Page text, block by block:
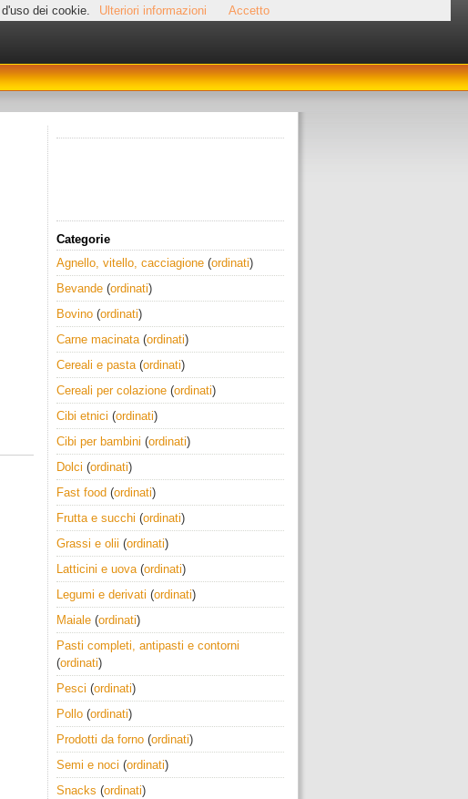
dei cookie. Ulteriori informazioni Accetto
Categorie
Agnello, vitello, cacciagione (ordinati)
Bevande (ordinati)
Bovino (ordinati)
Carne macinata(ordinati)
Cereali e pasta(ordinati)
Cereali per colazione (ordinati)
Cibi etnici (ordinati)
Cibi per bambini (ordinati)
Dolci (ordinati)
Fast food (ordinati)
Frutta e succhi (ordinati)
Grassi e olii (ordinati)
Latticini e uova(ordinati)
Legumi e derivati (ordinati)
Maiale (ordinati)
Pasti completi, antipasti e contorni
(ordinati)
Pesci (ordinati)
Pollo (ordinati)
Prodotti da forno (ordinati)
Semi e noci (ordinati)
Snacks (ordinati)